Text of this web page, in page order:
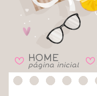
B HOME
página inicial B